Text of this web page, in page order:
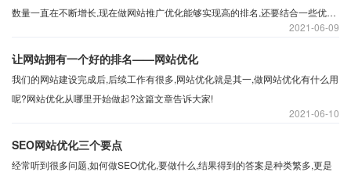
06-09
2021
数量一直在不断增长,现在做网站推广优化能够实现高的排名,还要结合一些优化
推广策略和技巧,可以让网站获得有价值的搜索引擎流量。所以网站推广排名优
化的技巧是什么?
06-10
2021
让网站拥有一个好的排名——网站优化
我们的网站建设完成后,后续工作有很多,网站优化就是其一,做网站优化有什么用
呢?网站优化从哪里开始做起?这篇文章告诉大家!
SEO网站优化三个要点
经常听到很多问题,如何做SEO优化,要做什么,结果得到的答案是种类繁多,更是